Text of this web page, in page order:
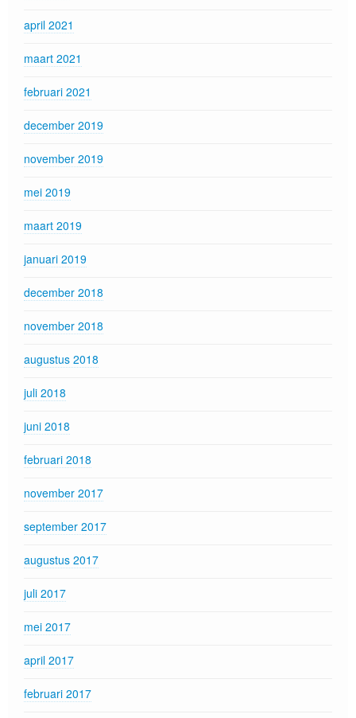
april 2021
maart 2021
februari 2021
december 2019
november 2019
mei 2019
maart 2019
januari 2019
december 2018
november 2018
augustus 2018
juli 2018
juni 2018
februari 2018
november 2017
september 2017
augustus 2017
juli 2017
mei 2017
april 2017
februari 2017